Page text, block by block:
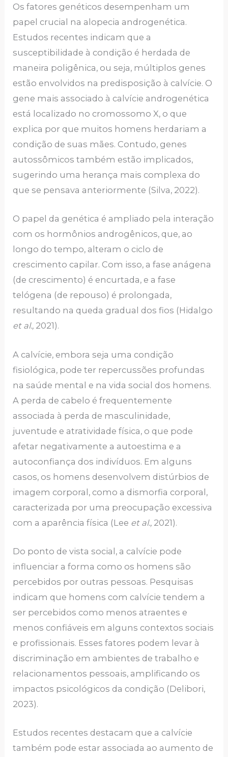
Os fatores genéticos desempenham um
papel crucial na alopecia androgenética.
Estudos recentes indicam que a
susceptibilidade à condição é herdada de
maneira poligênica, ou seja, múltiplos genes
estão envolvidos na predisposição à calvície. O
gene mais associado à calvície androgenética
está localizado no cromossomo X, o que
explica por que muitos homens herdariam a
condição de suas mães. Contudo, genes
autossômicos também estão implicados,
sugerindo uma herança mais complexa do
que se pensava anteriormente (Silva, 2022).
O papel da genética é ampliado pela interação
com os hormônios androgênicos, que, ao
longo do tempo, alteram o ciclo de
crescimento capilar. Com isso, a fase anágena
(de crescimento) é encurtada, e a fase
telógena (de repouso) é prolongada,
resultando na queda gradual dos fios (Hidalgo
et al., 2021).
A calvície, embora seja uma condição
fisiológica, pode ter repercussões profundas
na saúde mental e na vida social dos homens.
A perda de cabelo é frequentemente
associada à perda de masculinidade,
juventude e atratividade física, o que pode
afetar negativamente a autoestima e a
autoconfiança dos indivíduos. Em alguns
casos, os homens desenvolvem distúrbios de
imagem corporal, como a dismorfia corporal,
caracterizada por uma preocupação excessiva
com a aparência física (Lee et al., 2021).
Do ponto de vista social, a calvície pode
influenciar a forma como os homens são
percebidos por outras pessoas. Pesquisas
indicam que homens com calvície tendem a
ser percebidos como menos atraentes e
menos confiáveis em alguns contextos sociais
e profissionais. Esses fatores podem levar à
discriminação em ambientes de trabalho e
relacionamentos pessoais, amplificando os
impactos psicológicos da condição (Delibori,
2023).
Estudos recentes destacam que a calvície
também pode estar associada ao aumento de